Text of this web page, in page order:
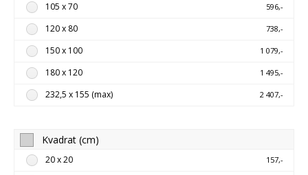
105 x 70 596,-
120 x 80 738,-
150 x 100 1 079,-
180 x 120 1 495,-
232,5 x 155 (max) 2 407,-
Kvadrat (cm)
20 x 20 157,-